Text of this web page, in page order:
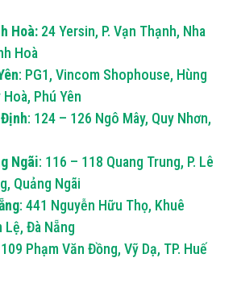
Hoà: 24 Yersin, P. Vạn Thạnh, Nha
Hoà
: PG1, Vincom Shophouse, Hùng
Phú Yên
: 124 – 126 Ngô Mây, Quy Nhơn,
Ngãi: 116 – 118 Quang Trung, P. Lê
Quảng Ngãi
: 441 Nguyễn Hữu Thọ, Khuê
Lệ, Đà Nẵng
109 Phạm Văn Đồng, Vỹ Dạ, TP. Huế